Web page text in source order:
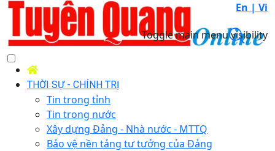
En | Vi
Toggle main menu visibility
THỜI SỰ - CHÍNH TRỊ
Tin trong tỉnh
Tin trong nước
Xây dựng Đảng - Nhà nước - MTTQ
Bảo vệ nền tảng tư tưởng của Đảng